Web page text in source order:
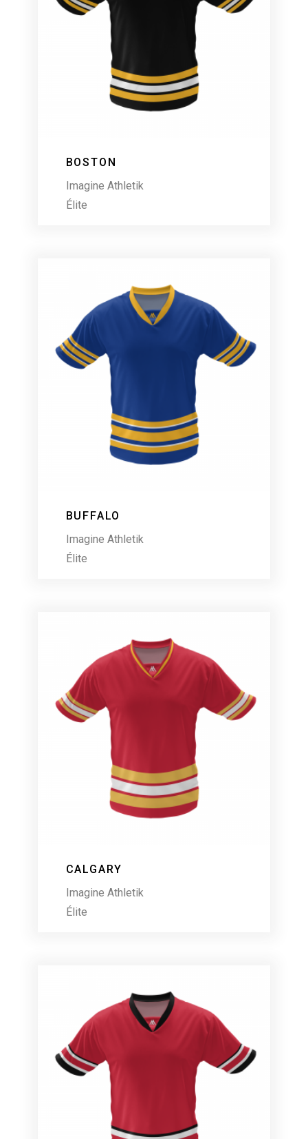
BOSTON
Imagine Athletik
Élite
BUFFALO
Imagine Athletik
Élite
CALGARY
Imagine Athletik
Élite